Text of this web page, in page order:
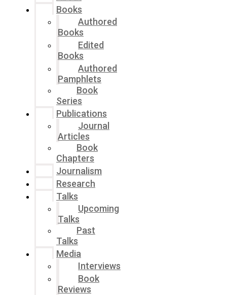
Books
Authored
Books
Edited
Books
Authored
Pamphlets
Book
Series
Publications
Journal
Articles
Book
Chapters
Journalism
Research
Talks
Upcoming
Talks
Past
Talks
Media
Interviews
Book
Reviews